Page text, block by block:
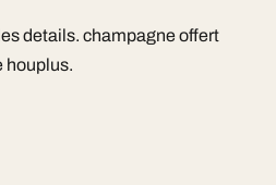
details. champagne offert
houplus.